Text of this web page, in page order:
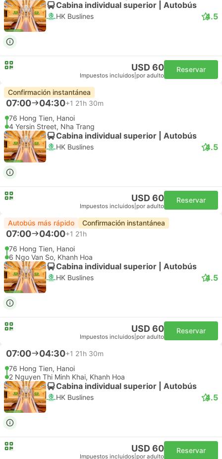
Cabina individual superior | Autobús
HK Buslines 4.5
USD 60
Impuestos incluidos por adulto
Reservar
Confirmación instantánea
07:00 04:30+1 21h 30m
76 Hong Tien, Hanoi
4 Yersin Street, Nha Trang
Cabina individual superior | Autobús
HK Buslines 4.5
USD 60
Impuestos incluidos por adulto
Reservar
Autobús más rápido Confirmación instantánea
07:00 04:00+1 21h
76 Hong Tien, Hanoi
6 Ngo Van So, Khanh Hoa
Cabina individual superior | Autobús
HK Buslines 4.5
USD 60
Impuestos incluidos por adulto
Reservar
07:00 04:30+1 21h 30m
76 Hong Tien, Hanoi
2 Nguyen Thi Minh Khai, Khanh Hoa
Cabina individual superior | Autobús
HK Buslines 4.5
USD 60
Impuestos incluidos por adulto
Reservar